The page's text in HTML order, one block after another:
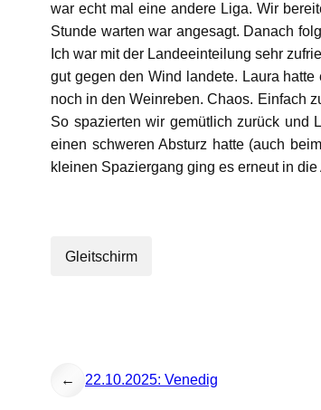
war echt mal eine andere Liga. Wir
Stunde warten war angesagt. Danach
Ich war mit der Landeeinteilung sehr
gut gegen den Wind landete. Laura
noch in den Weinreben. Chaos. Einfach
So spazierten wir gemütlich zurück und
einen schweren Absturz hatte (auch
kleinen Spaziergang ging es erneut in die
Gleitschirm
← 22.10.2025: Venedig